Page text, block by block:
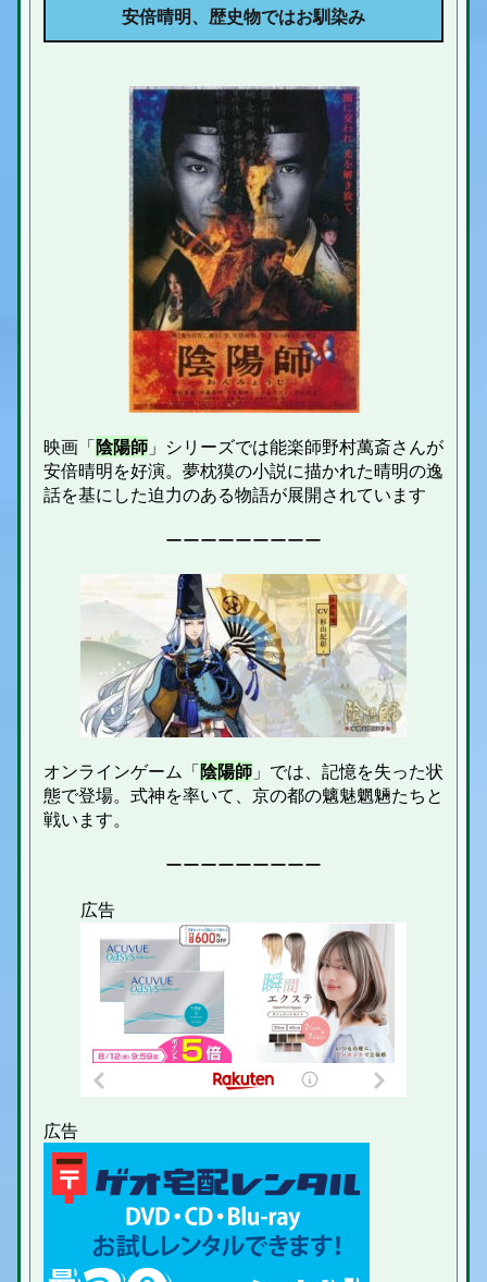
安倍晴明、歴史物ではお馴染み
映画「陰陽師」シリーズでは能楽師野村萬斎さんが
安倍晴明を好演。夢枕獏の小説に描かれた晴明の逸
話を基にした迫力のある物語が展開されています
ーーーーーーーーー
オンラインゲーム「陰陽師」では、記憶を失った状
態で登場。式神を率いて、京の都の魑魅魍魎たちと
戦います。
ーーーーーーーーー